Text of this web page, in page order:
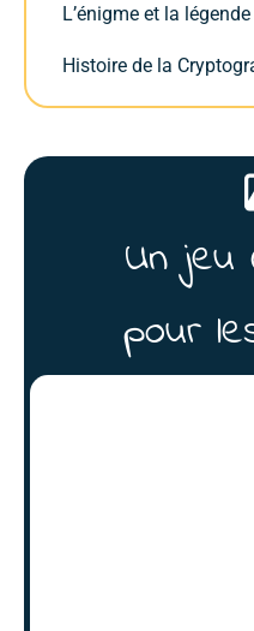
L’énigme et la
Histoire de la
Un jeu
pour